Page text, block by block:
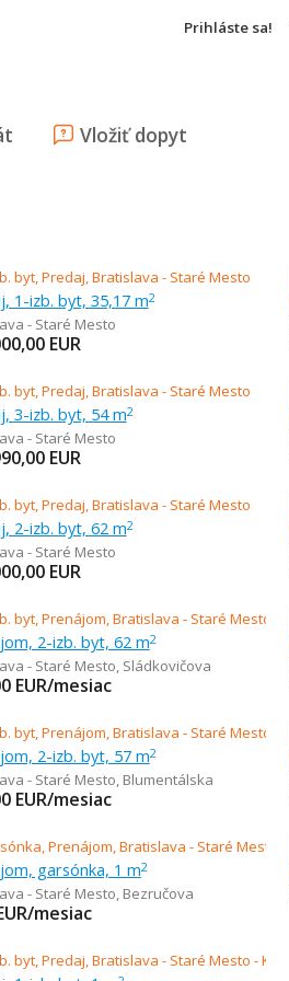
Prihláste sa!
Vložiť dopyt
1-izb. byt, 35,17 m2
- Staré Mesto
EUR
3-izb. byt, 54 m2
- Staré Mesto
EUR
2-izb. byt, 62 m2
- Staré Mesto
EUR
2-izb. byt, 62 m2
- Staré Mesto, Sládkovičova
EUR/mesiac
2-izb. byt, 57 m2
- Staré Mesto, Blumentálska
EUR/mesiac
garsónka, 1 m2
- Staré Mesto, Bezručova
mesiac